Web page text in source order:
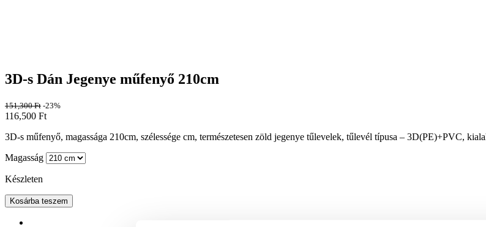
3D-s Dán Jegenye műfenyő 210cm
151,300Ft -23%
116,500 Ft
3D-s műfenyő, magassága 210cm, szélessége cm, természetesen zöld jegenye tűlevelek, tűlevél típusa – 3D(PE)+PVC,
Magasság
Készleten
Kosárba teszem